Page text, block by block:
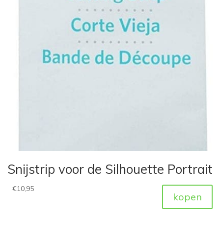
Snijstrip voor de Silhouette Portrait
€10,95
kopen